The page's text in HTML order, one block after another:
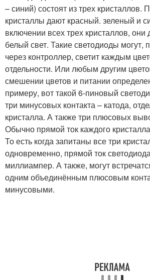
– синий) состоят из трех кристаллов.
кристаллы дают красный. зеленый и
включении всех трех кристаллов,
белый свет. Такие светодиоды могут,
через контроллер, светит каждым
отдельности. Или любым другим
смешении цветов и питании
примеру, вот такой 6-пиновый
три минусовых контакта – катода,
кристалла. А также три плюсовых
Обычно прямой ток каждого
То есть когда запитаны все три
одновременно, прямой ток
миллиампер. А также, могут
одним объединённым плюсовым
минусовыми.